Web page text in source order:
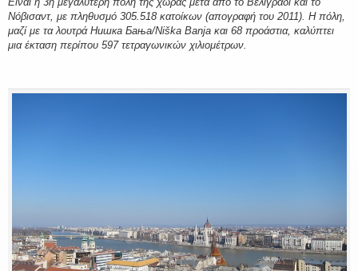
Νόβισαντ, με πληθυσμό 305.518 κατοίκων (απογραφή του 2011). Η πόλη,
μαζί με τα λουτρά Нишка Бања/Niška Banja και 68 προάστια, καλύπτει
μια έκταση περίπου 597 τετραγωνικών χιλιομέτρων.